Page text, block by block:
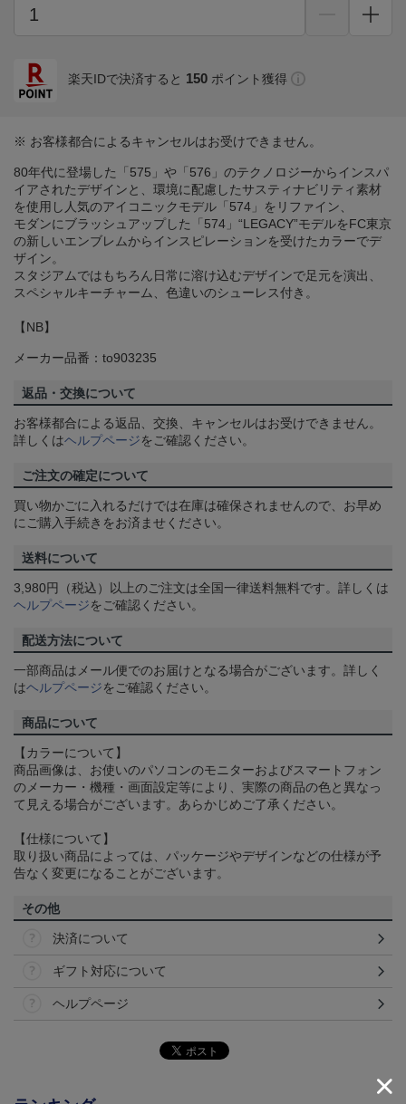
楽天IDで決済すると 150 ポイント獲得
※ お客様都合によるキャンセルはお受けできません。
80年代に登場した「575」や「576」のテクノロジーからインスパ
イアされたデザインと、環境に配慮したサスティナビリティ素材
を使用し人気のアイコニックモデル「574」をリファイン、
モダンにブラッシュアップした「574」“LEGACY”モデルをFC東京
の新しいエンブレムからインスピレーションを受けたカラーでデ
ザイン。
スタジアムではもちろん日常に溶け込むデザインで足元を演出、
スペシャルキーチャーム、色違いのシューレス付き。
【NB】
メーカー品番：to903235
返品・交換について
お客様都合による返品、交換、キャンセルはお受けできません。
詳しくはヘルプページをご確認ください。
ご注文の確定について
買い物かごに入れるだけでは在庫は確保されませんので、お早め
にご購入手続きをお済ませください。
送料について
3,980円（税込）以上のご注文は全国一律送料無料です。詳しくは
ヘルプページをご確認ください。
配送方法について
一部商品はメール便でのお届けとなる場合がございます。詳しく
はヘルプページをご確認ください。
商品について
【カラーについて】
商品画像は、お使いのパソコンのモニターおよびスマートフォン
のメーカー・機種・画面設定等により、実際の商品の色と異なっ
て見える場合がございます。あらかじめご了承ください。
【仕様について】
取り扱い商品によっては、パッケージやデザインなどの仕様が予
告なく変更になることがございます。
その他
決済について
ギフト対応について
ヘルプページ